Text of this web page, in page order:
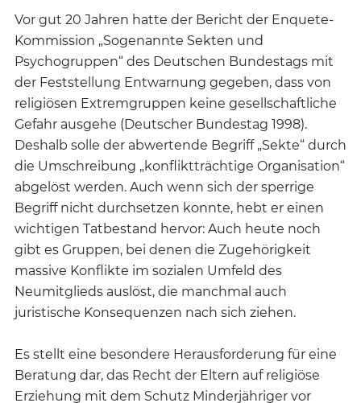
Vor gut 20 Jahren hatte der Bericht der Enquete-
Kommission „Sogenannte Sekten und
Psychogruppen“ des Deutschen Bundestags mit
der Feststellung Entwarnung gegeben, dass von
religiösen Extremgruppen keine gesellschaftliche
Gefahr ausgehe (Deutscher Bundestag 1998).
Deshalb solle der abwertende Begriff „Sekte“ durch
die Umschreibung „konfliktträchtige Organisation“
abgelöst werden. Auch wenn sich der sperrige
Begriff nicht durchsetzen konnte, hebt er einen
wichtigen Tatbestand hervor: Auch heute noch
gibt es Gruppen, bei denen die Zugehörigkeit
massive Konflikte im sozialen Umfeld des
Neumitglieds auslöst, die manchmal auch
juristische Konsequenzen nach sich ziehen.
Es stellt eine besondere Herausforderung für eine
Beratung dar, das Recht der Eltern auf religiöse
Erziehung mit dem Schutz Minderjähriger vor